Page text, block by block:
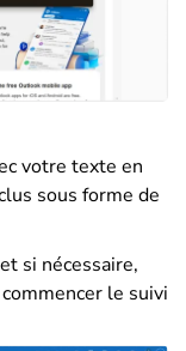
votre texte en
sous forme de
si nécessaire,
le suivi